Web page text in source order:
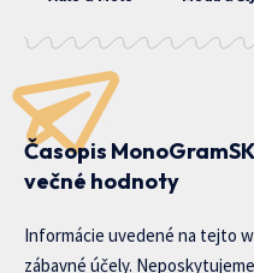
Časopis
večné hodnoty
Informácie uvedené na tejto
zábavné účely.